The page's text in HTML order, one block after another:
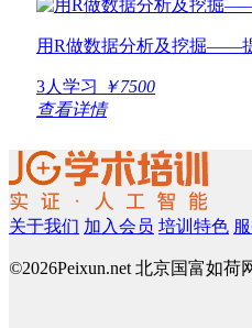
用R做数据分析及挖掘——
3人学习
￥7500
查看详情
关于我们 加入会员 培训特色
©2026Peixun.net 北京国富如